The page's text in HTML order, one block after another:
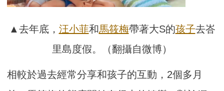
▲去年底， 汪小菲和馬筱梅帶著大S的孩子去峇
里島度假。（翻攝自微博）
相較於過去經常分享和孩子的互動，2個多月